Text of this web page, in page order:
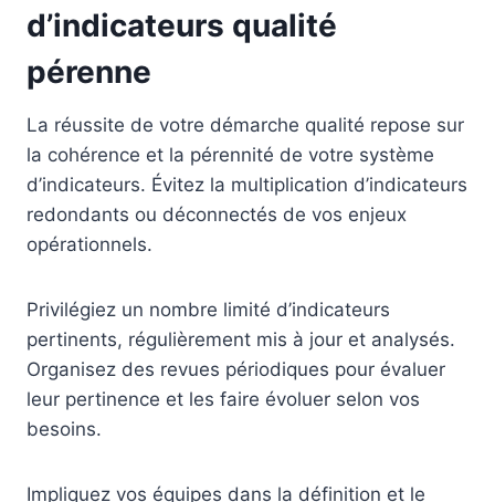
d’indicateurs qualité
pérenne
La réussite de votre démarche qualité repose sur
la cohérence et la pérennité de votre système
d’indicateurs. Évitez la multiplication d’indicateurs
redondants ou déconnectés de vos enjeux
opérationnels.
Privilégiez un nombre limité d’indicateurs
pertinents, régulièrement mis à jour et analysés.
Organisez des revues périodiques pour évaluer
leur pertinence et les faire évoluer selon vos
besoins.
Impliquez vos équipes dans la définition et le